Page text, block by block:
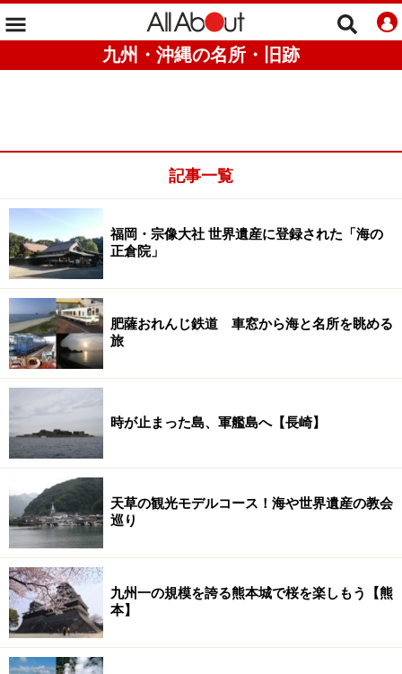
九州・沖縄の名所・旧跡
記事一覧
福岡・宗像大社 世界遺産に登録された「海の
正倉院」
肥薩おれんじ鉄道 車窓から海と名所を眺める
旅
時が止まった島、軍艦島へ【長崎】
天草の観光モデルコース！海や世界遺産の教会
巡り
九州一の規模を誇る熊本城で桜を楽しもう【熊
本】